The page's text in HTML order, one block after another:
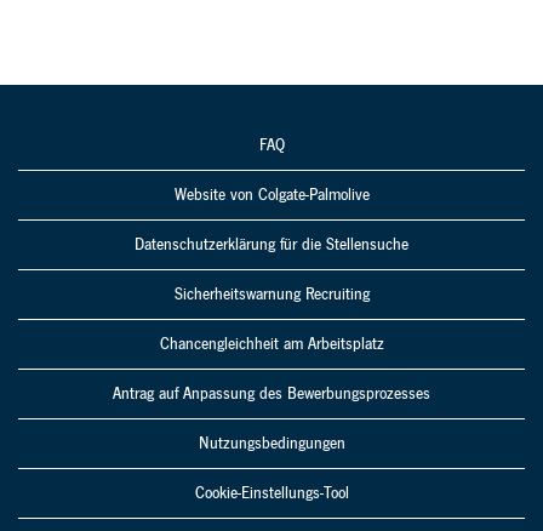
FAQ
Website von Colgate-Palmolive
Datenschutzerklärung für die Stellensuche
Sicherheitswarnung Recruiting
Chancengleichheit am Arbeitsplatz
Antrag auf Anpassung des Bewerbungsprozesses
Nutzungsbedingungen
Cookie-Einstellungs-Tool